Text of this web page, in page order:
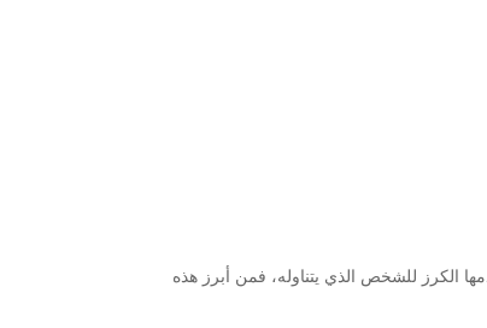
الكرز للشخص الذي يتناوله، فمن أبرز هذه